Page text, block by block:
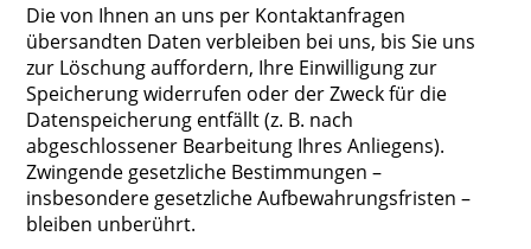
Die von Ihnen an uns per Kontaktanfragen
übersandten Daten verbleiben bei uns, bis Sie uns
zur Löschung auffordern, Ihre Einwilligung zur
Speicherung widerrufen oder der Zweck für die
Datenspeicherung entfällt (z. B. nach
abgeschlossener Bearbeitung Ihres Anliegens).
Zwingende gesetzliche Bestimmungen –
insbesondere gesetzliche Aufbewahrungsfristen –
bleiben unberührt.